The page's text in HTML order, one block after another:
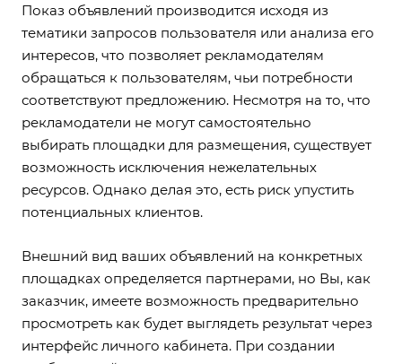
Показ объявлений производится исходя из
тематики запросов пользователя или анализа его
интересов, что позволяет рекламодателям
обращаться к пользователям, чьи потребности
соответствуют предложению. Несмотря на то, что
рекламодатели не могут самостоятельно
выбирать площадки для размещения, существует
возможность исключения нежелательных
ресурсов. Однако делая это, есть риск упустить
потенциальных клиентов.
Внешний вид ваших объявлений на конкретных
площадках определяется партнерами, но Вы, как
заказчик, имеете возможность предварительно
просмотреть как будет выглядеть результат через
интерфейс личного кабинета. При создании